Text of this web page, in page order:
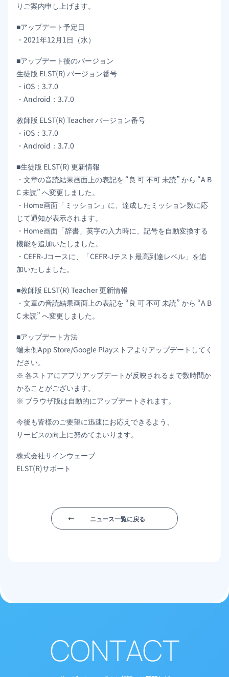
りご案内申し上げます。
■アップデート予定日
・2021年12月1日（水）
■アップデート後のバージョン
生徒版 ELST(R) バージョン番号
・iOS：3.7.0
・Android：3.7.0
教師版 ELST(R) Teacher バージョン番号
・iOS：3.7.0
・Android：3.7.0
■生徒版 ELST(R) 更新情報
・文章の音読結果画面上の表記を “良 可 不可 未読” から “A B
C 未読” へ変更しました。
・Home画面「ミッション」に、達成したミッション数に応
じて通知が表示されます。
・Home画面「辞書」英字の入力時に、記号を自動変換する
機能を追加いたしました。
・CEFR-Jコースに、「CEFR-Jテスト最高到達レベル」を追
加いたしました。
■教師版 ELST(R) Teacher 更新情報
・文章の音読結果画面上の表記を “良 可 不可 未読” から “A B
C 未読” へ変更しました。
■アップデート方法
端末側App Store/Google Playストアよりアップデートしてく
ださい。
※ 各ストアにアプリアップデートが反映されるまで数時間か
かることがございます。
※ ブラウザ版は自動的にアップデートされます。
今後も皆様のご要望に迅速にお応えできるよう、
サービスの向上に努めてまいります。
株式会社サインウェーブ
ELST(R)サポート
ニュース一覧に戻る
CONTACT